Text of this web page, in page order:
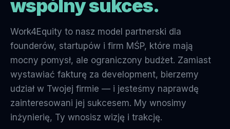
wspólny sukces.
Work4Equity to nasz model partnerski dla
founderów, startupów i firm MŚP, które mają
mocny pomysł, ale ograniczony budżet. Zamiast
wystawiać fakturę za development, bierzemy
udział w Twojej firmie — i jesteśmy naprawdę
zainteresowani jej sukcesem. My wnosimy
inżynierię, Ty wnosisz wizję i trakcję.